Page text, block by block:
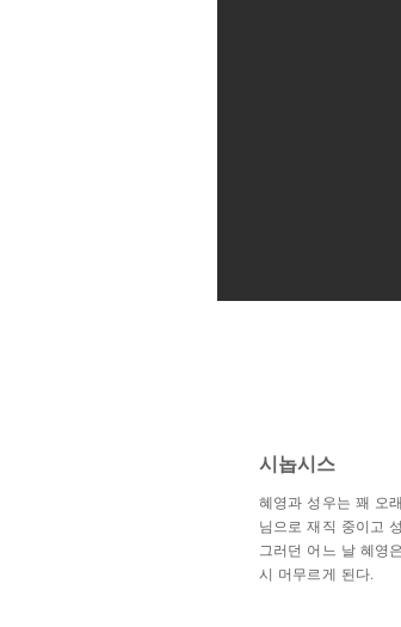
시놉시스
혜영과 성우는 꽤 오
님으로 재직 중이고
그러던 어느 날 혜영
시 머무르게 된다.